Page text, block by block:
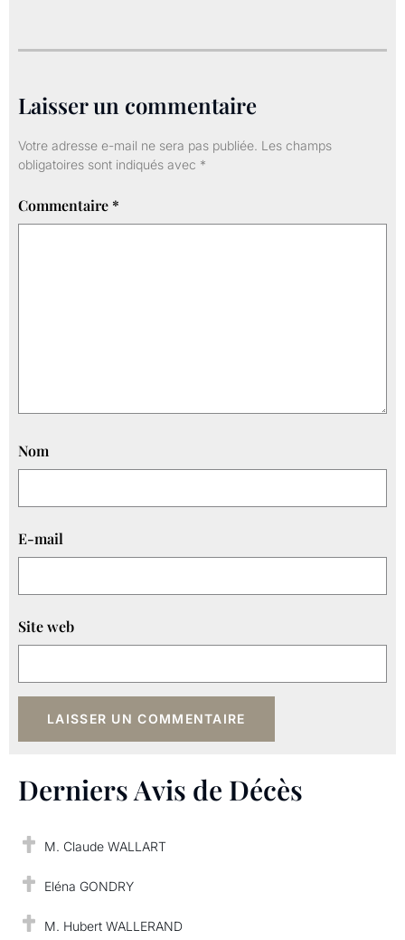
Laisser un commentaire
Votre adresse e-mail ne sera pas publiée. Les champs
obligatoires sont indiqués avec *
Commentaire *
Nom
E-mail
Site web
Derniers Avis de Décès
M. Claude WALLART
Eléna GONDRY
M. Hubert WALLERAND